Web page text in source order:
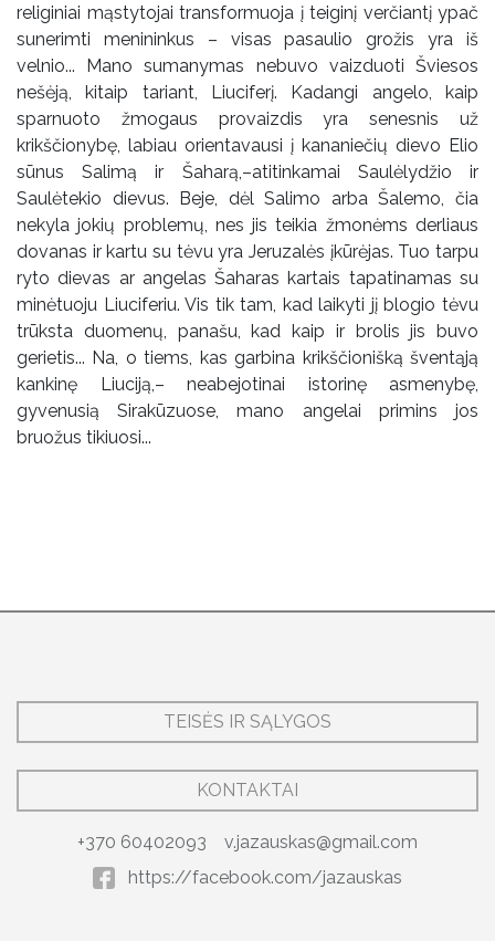
religiniai mąstytojai transformuoja į teiginį verčiantį ypač
sunerimti menininkus – visas pasaulio grožis yra iš
velnio... Mano sumanymas nebuvo vaizduoti Šviesos
nešėją, kitaip tariant, Liuciferį. Kadangi angelo, kaip
sparnuoto žmogaus provaizdis yra senesnis už
krikščionybę, labiau orientavausi į kananiečių dievo Elio
sūnus Salimą ir Šaharą,–atitinkamai Saulėlydžio ir
Saulėtekio dievus. Beje, dėl Salimo arba Šalemo, čia
nekyla jokių problemų, nes jis teikia žmonėms derliaus
dovanas ir kartu su tėvu yra Jeruzalės įkūrėjas. Tuo tarpu
ryto dievas ar angelas Šaharas kartais tapatinamas su
minėtuoju Liuciferiu. Vis tik tam, kad laikyti jį blogio tėvu
trūksta duomenų, panašu, kad kaip ir brolis jis buvo
gerietis... Na, o tiems, kas garbina krikščionišką šventąją
kankinę Liuciją,– neabejotinai istorinę asmenybę,
gyvenusią Sirakūzuose, mano angelai primins jos
bruožus tikiuosi...
TEISĖS IR SĄLYGOS
KONTAKTAI
+370 60402093 v.jazauskas@gmail.com
https://facebook.com/jazauskas